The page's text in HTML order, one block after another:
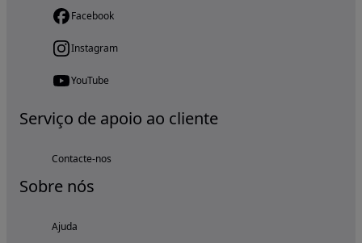
Facebook
Instagram
YouTube
Serviço de apoio ao cliente
Contacte-nos
Sobre nós
Ajuda